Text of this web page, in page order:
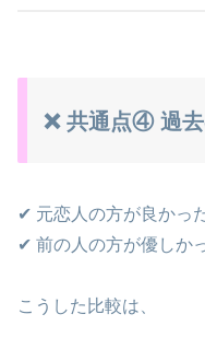
❌ 共通点④ 過
✔ 元恋人の方が良かっ
✔ 前の人の方が優しか
こうした比較は、